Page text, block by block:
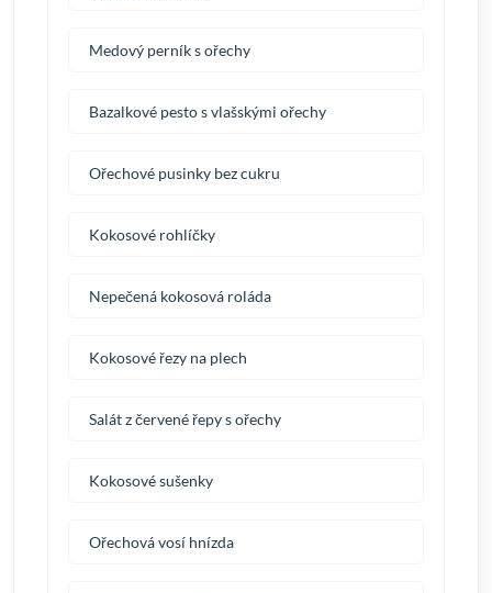
Medový perník s ořechy
Bazalkové pesto s vlašskými ořechy
Ořechové pusinky bez cukru
Kokosové rohlíčky
Nepečená kokosová roláda
Kokosové řezy na plech
Salát z červené řepy s ořechy
Kokosové sušenky
Ořechová vosí hnízda